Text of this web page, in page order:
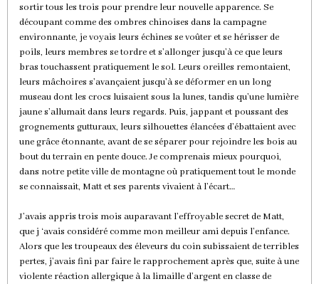
sortir tous les trois pour prendre leur nouvelle apparence. Se
découpant comme des ombres chinoises dans la campagne
environnante, je voyais leurs échines se voûter et se hérisser de
poils, leurs membres se tordre et s’allonger jusqu’à ce que leurs
bras touchassent pratiquement le sol. Leurs oreilles remontaient,
leurs mâchoires s’avançaient jusqu’à se déformer en un long
museau dont les crocs luisaient sous la lunes, tandis qu’une lumière
jaune s’allumait dans leurs regards. Puis, jappant et poussant des
grognements gutturaux, leurs silhouettes élancées d’ébattaient avec
une grâce étonnante, avant de se séparer pour rejoindre les bois au
bout du terrain en pente douce. Je comprenais mieux pourquoi,
dans notre petite ville de montagne où pratiquement tout le monde
se connaissait, Matt et ses parents vivaient à l’écart…
J’avais appris trois mois auparavant l’effroyable secret de Matt,
que j ‘avais considéré comme mon meilleur ami depuis l’enfance.
Alors que les troupeaux des éleveurs du coin subissaient de terribles
pertes, j’avais fini par faire le rapprochement après que, suite à une
violente réaction allergique à la limaille d’argent en classe de